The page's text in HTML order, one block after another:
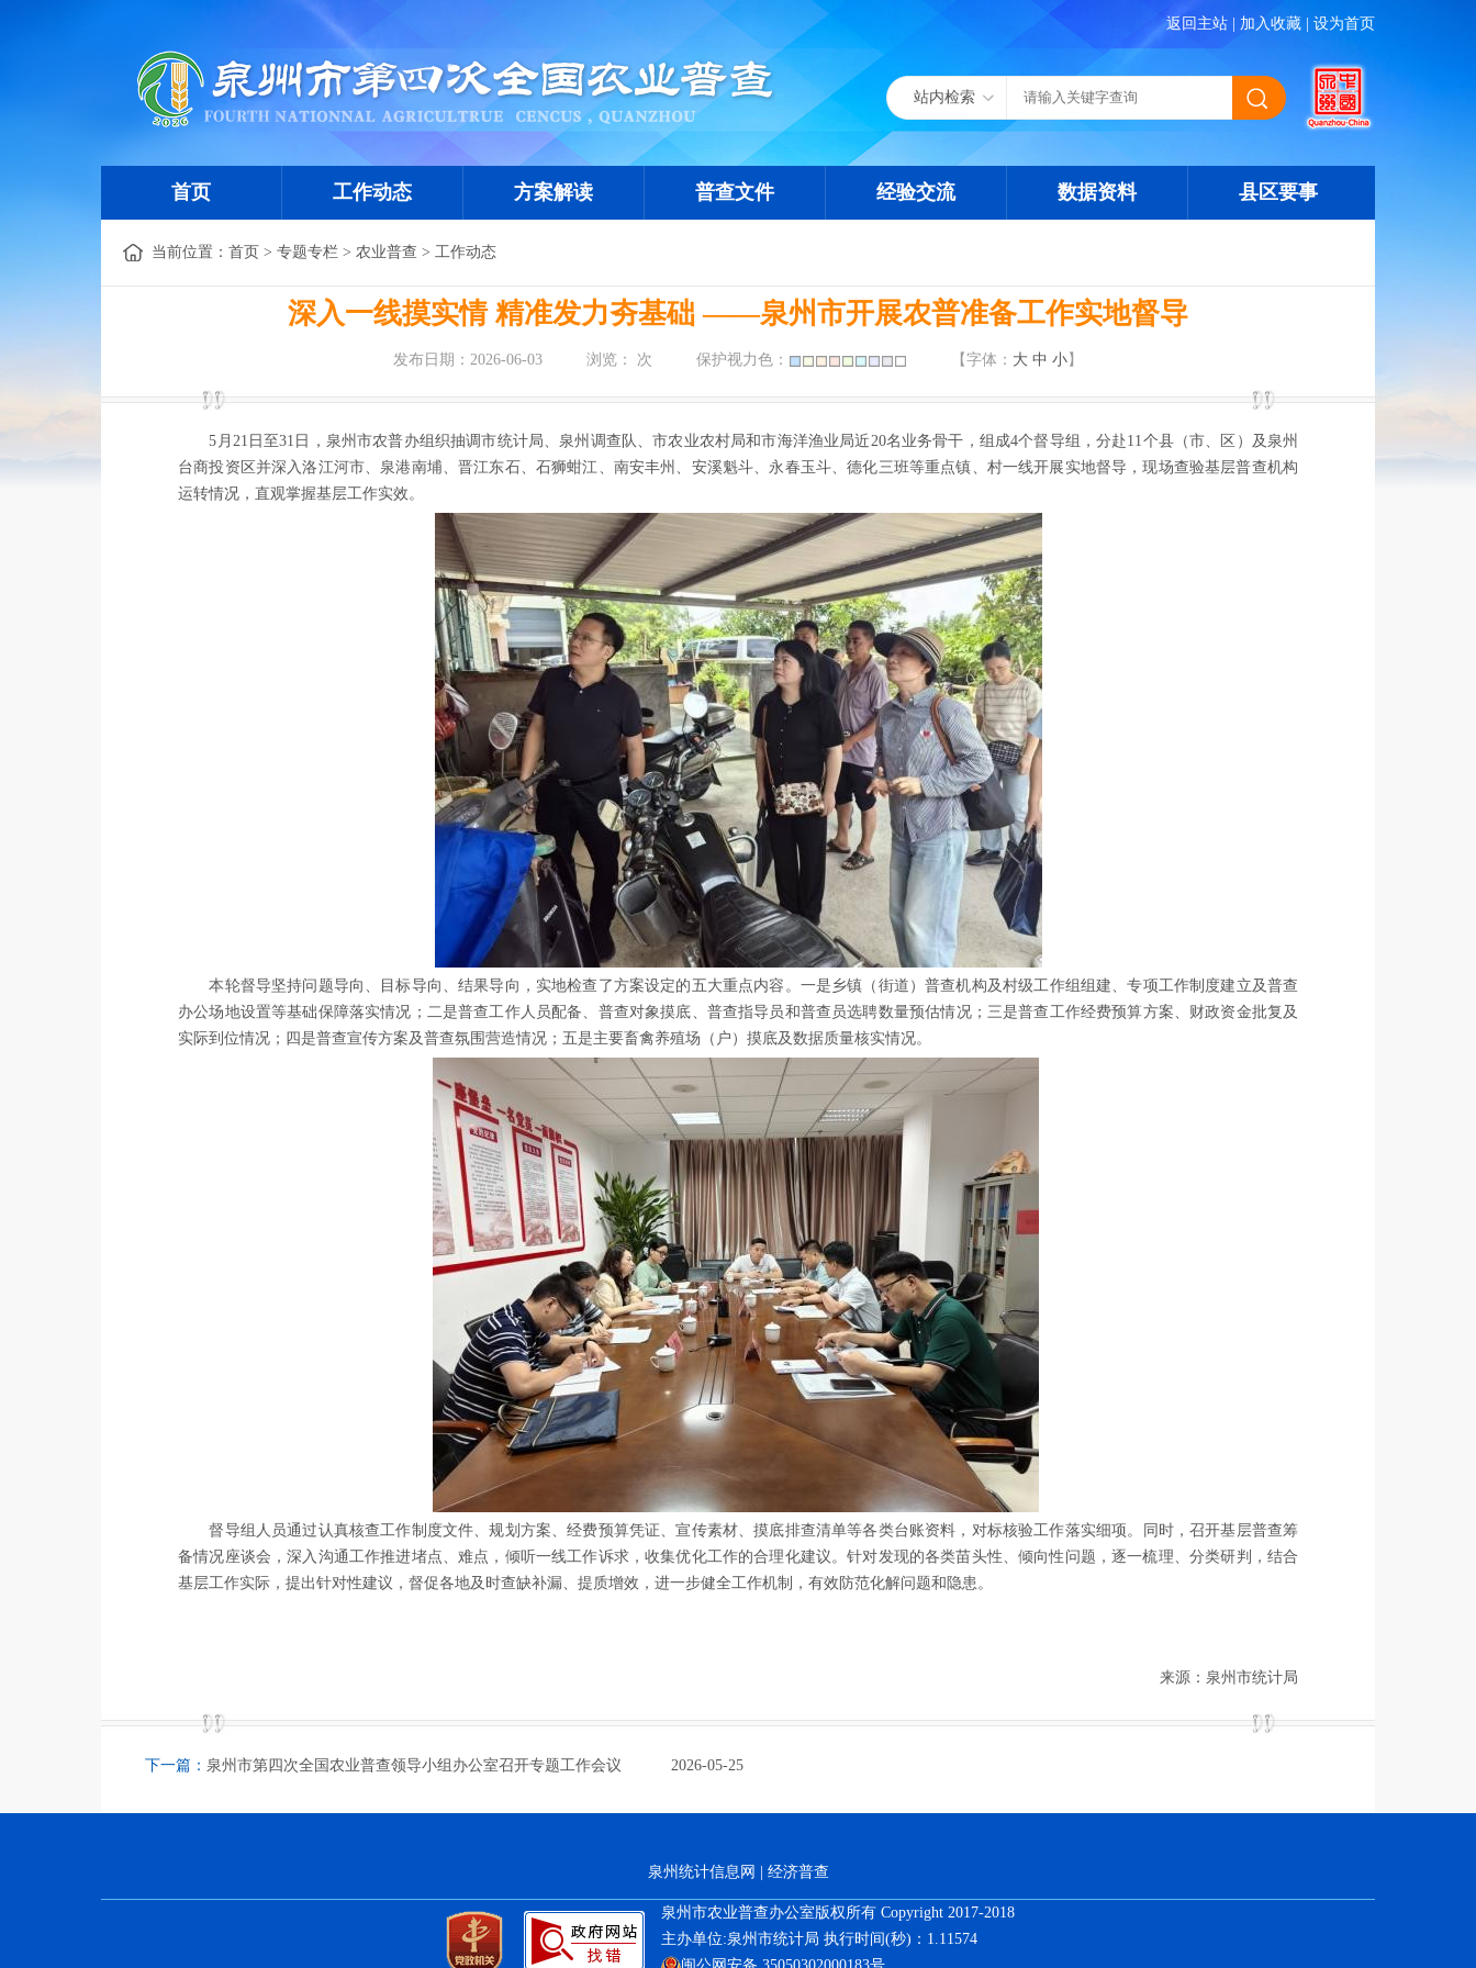
返回主站 加入收藏 设为首页
站内检索
站外检索
首页 工作动态 方案解读 普查文件 经验交流 数据资料 县区要事
当前位置： 首页 > 专题专栏 > 农业普查 > 工作动态
深入一线摸实情 精准发力夯基础 ——泉州市开展农普准备工作实地督导
发布日期：2026-06-03 浏览： 次 保护视力色： 【字体： 大 中 小 】
5月21日至31日，泉州市农普办组织抽调市统计局、泉州调查队、市农业农村局和市海洋渔业局近20名业务骨干，组成4个督导组，分赴11个县（市、区）及泉州
台商投资区并深入洛江河市、泉港南埔、晋江东石、石狮蚶江、南安丰州、安溪魁斗、永春玉斗、德化三班等重点镇、村一线开展实地督导，现场查验基层普查机构
运转情况，直观掌握基层工作实效。
本轮督导坚持问题导向、目标导向、结果导向，实地检查了方案设定的 五大重点内容 。 一是 乡镇（街道）普查机构及村级工作组 组建、专项工作制度建立及普查
办公场地设置等基础保障落实情况 ；二是普查工作人员配备、 普查对象摸底、普查指导员和普查员选聘数量预估情况；三是普查工作经费预算方案、财政资金批复及
实际到位情况 ；四是普查宣传方案及普查氛围 营造情况；五是主要畜禽养殖场（户）摸底及数据质量核实情况。
督导组人员通过认真核查工作制度文件、规划方案、经费预算凭证、宣传素材、摸底排查清单等各类台账资料， 对标核验工作落实细项。 同时，召开基层普查筹
备情况座谈会 ，深入沟通工作推进堵点、难点，倾听一线工作诉求，收集优化工作的合理化建议。针对发现的各类苗头性、倾向性问题，逐一梳理、分类研判，结合
基层工作实际， 提出针对性建议，督促各地及时查缺补漏、提质增效，进一步健全工作机制 ， 有效防范化解问题和 隐患。
来源：泉州市统计局
下一篇： 泉州市第四次全国农业普查领导小组办公室召开专题工作会议 2026-05-25
泉州统计信息网 经济普查
泉州市农业普查办公室版权所有 Copyright 2017-2018
主办单位:泉州市统计局 执行时间(秒)：1.11574